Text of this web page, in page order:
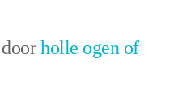
doorholle ogen of